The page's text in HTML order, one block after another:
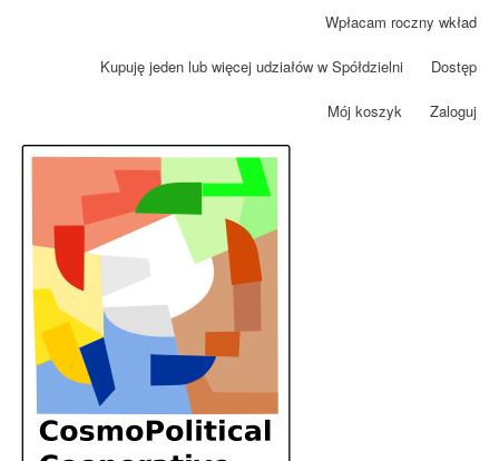
treści
Wpłacam roczny wkład
Kupuję jeden lub więcej udziałów w Spółdzielni Dostęp
Mój koszyk Zaloguj